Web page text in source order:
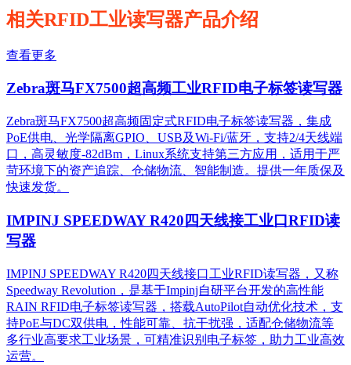
相关RFID工业读写器产品介绍
查看更多
Zebra斑马FX7500超高频工业RFID电子标签读写器
Zebra斑马FX7500超高频固定式RFID电子标签读写器，集成
PoE供电、光学隔离GPIO、USB及Wi-Fi/蓝牙，支持2/4天线端
口，高灵敏度-82dBm，Linux系统支持第三方应用，适用于严
苛环境下的资产追踪、仓储物流、智能制造。提供一年质保及
快速发货。
IMPINJ SPEEDWAY R420四天线接工业口RFID读
写器
IMPINJ SPEEDWAY R420四天线接口工业RFID读写器，又称
Speedway Revolution，是基于Impinj自研平台开发的高性能
RAIN RFID电子标签读写器，搭载AutoPilot自动优化技术，支
持PoE与DC双供电，性能可靠、抗干扰强，适配仓储物流等
多行业高要求工业场景，可精准识别电子标签，助力工业高效
运营。​